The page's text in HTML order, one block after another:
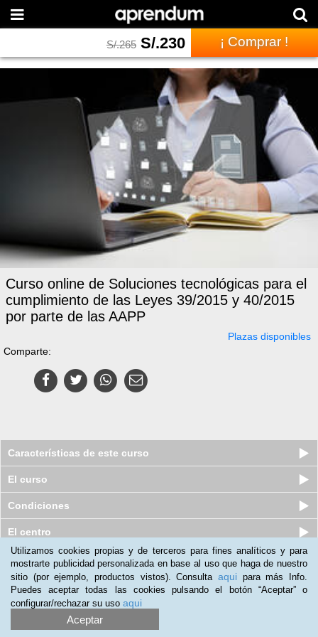
S/.265 S/.230 ¡ Comprar !
Curso online de Soluciones tecnológicas para el
cumplimiento de las Leyes 39/2015 y 40/2015
por parte de las AAPP
Plazas disponibles
Comparte:
Características de este curso
El curso
Condiciones
El centro
Utilizamos cookies propias y de terceros para fines analíticos y para
mostrarte publicidad personalizada en base al uso que haga de nuestro
sitio (por ejemplo, productos vistos). Consulta aqui para más Info.
Puedes aceptar todas las cookies pulsando el botón “Aceptar” o
configurar/rechazar su uso aqui
Aceptar
Quiénes somos Preguntas frecuentes Atención al Cliente
Promociona tu negocio|Programa de Afiliación
2012-2026 Aprendum